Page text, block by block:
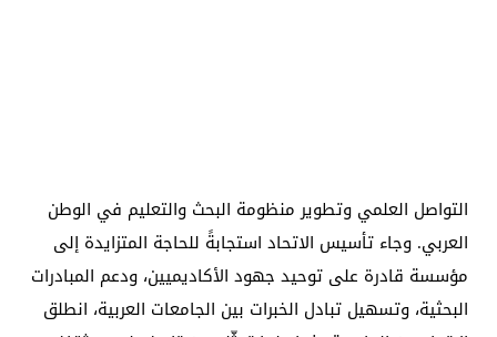
التواصل العلمي وتطوير منظومة البحث والتعليم في الوطن
العربي. وجاء تأسيس الاتحاد استجابةً للحاجة المتزايدة إلى
مؤسسة قادرة على توحيد جهود الأكاديميين، ودعم المبادرات
البحثية، وتسهيل تبادل الخبرات بين الجامعات العربية، انطلق